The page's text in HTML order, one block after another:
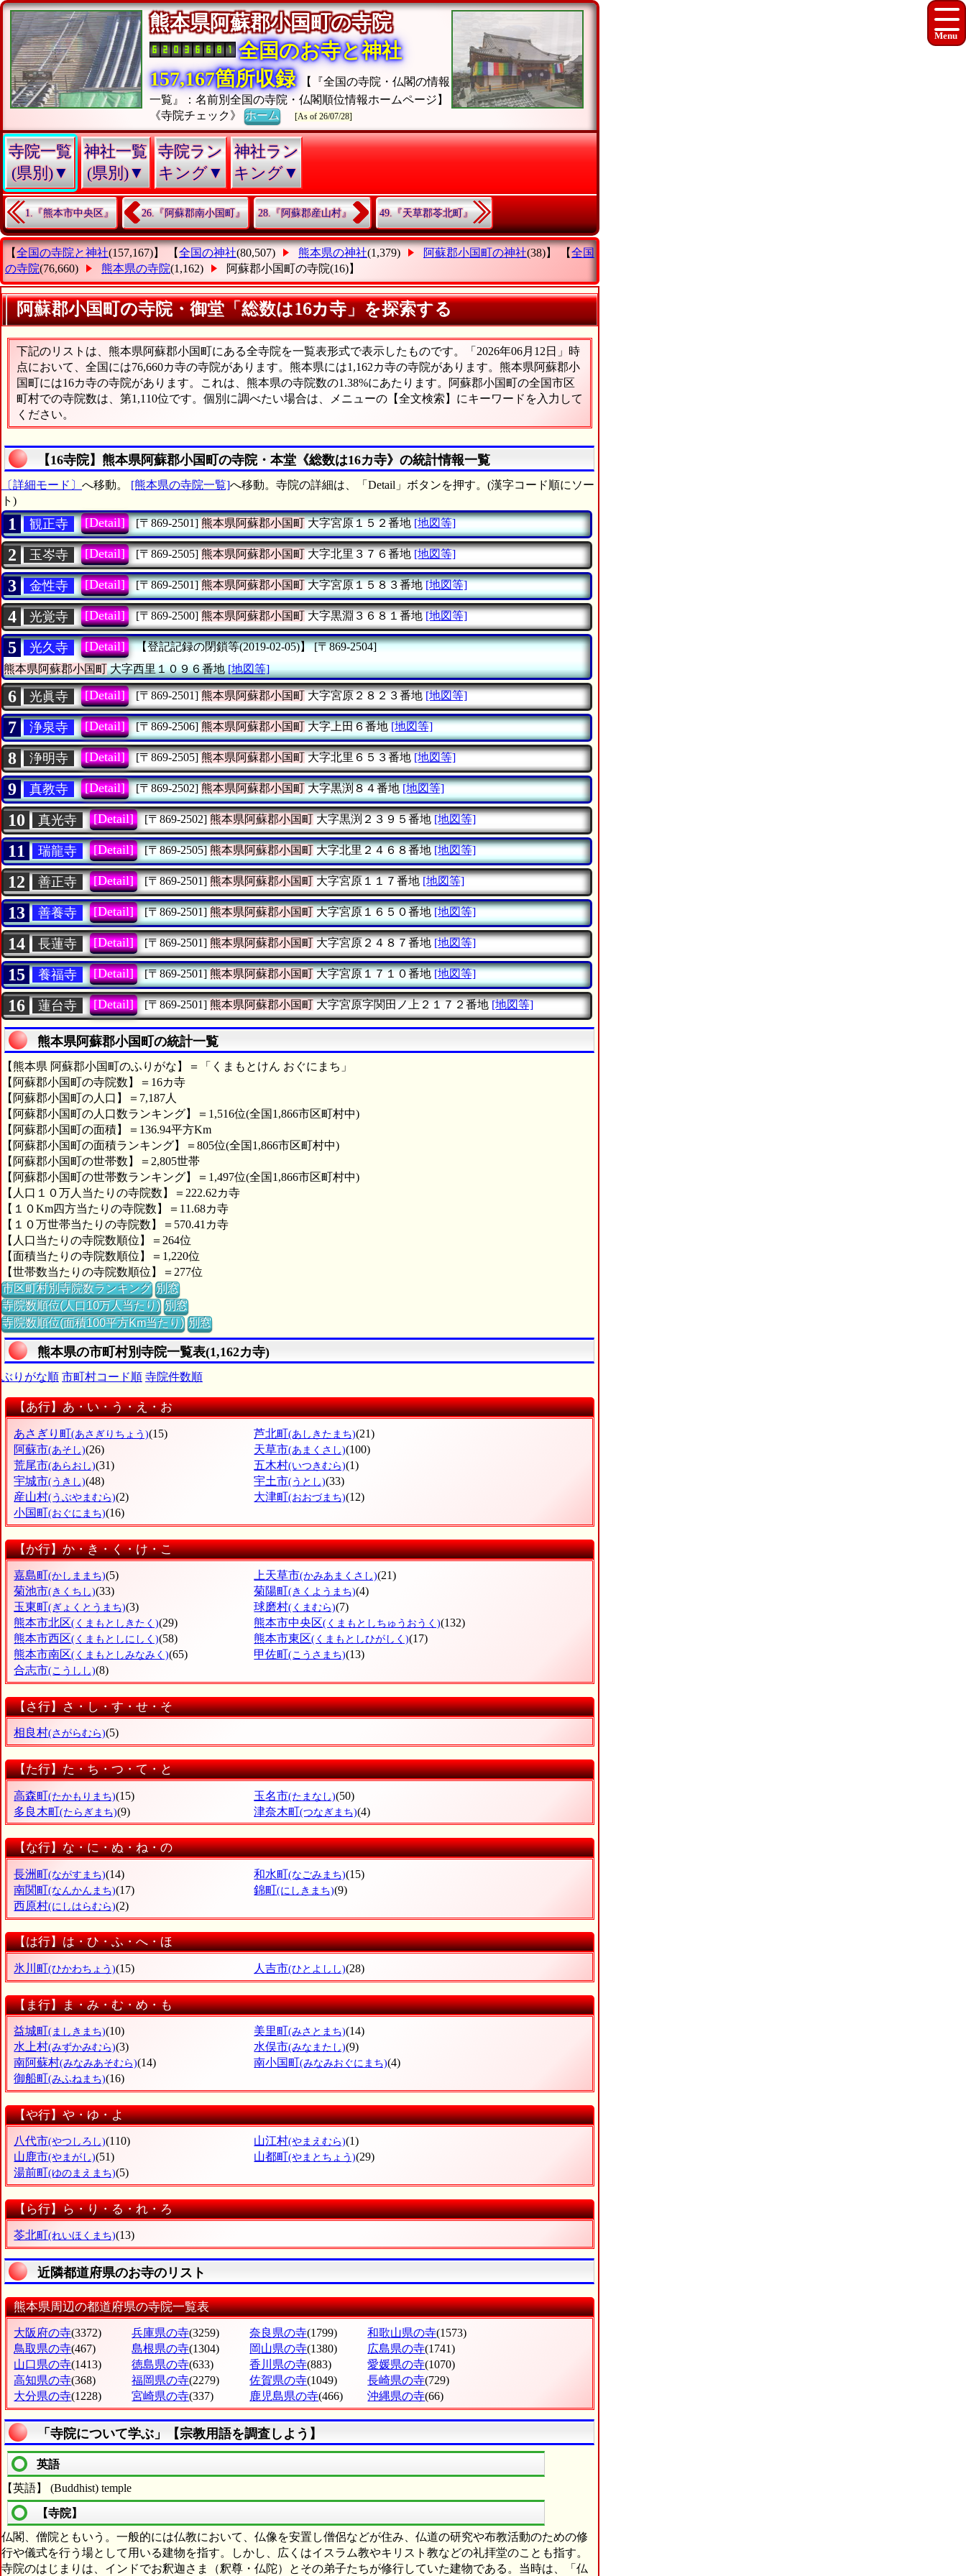
熊本県阿蘇郡小国町の寺院
全国のお寺と神社
157,167箇所収録
【『全国の寺院・仏閣の情報
一覧』：名前別全国の寺院・仏閣順位情報ホームページ】
《寺院チェック》ホーム [As of 26/07/28]
寺院一覧
(県別)▼
神社一覧
(県別)▼
寺院ラン
キング▼
神社ラン
キング▼
1.『熊本市中央区』 26.『阿蘇郡南小国町』 28.『阿蘇郡産山村』 49.『天草郡苓北町』
【全国の寺院と神社(157,167)】 【全国の神社(80,507) 熊本県の神社(1,379) 阿蘇郡小国町の神社(38)】 【全国
の寺院(76,660) 熊本県の寺院(1,162) 阿蘇郡小国町の寺院(16)】
阿蘇郡小国町の寺院・御堂「総数は16カ寺」を探索する
下記のリストは、熊本県阿蘇郡小国町にある全寺院を一覧表形式で表示したものです。「2026年06月12日」時
点において、全国には76,660カ寺の寺院があります。熊本県には1,162カ寺の寺院があります。熊本県阿蘇郡小
国町には16カ寺の寺院があります。これは、熊本県の寺院数の1.38%にあたります。阿蘇郡小国町の全国市区
町村での寺院数は、第1,110位です。個別に調べたい場合は、メニューの【全文検索】にキーワードを入力して
ください。
【16寺院】熊本県阿蘇郡小国町の寺院・本堂《総数は16カ寺》の統計情報一覧
〔詳細モード〕 へ移動。 [熊本県の寺院一覧]へ移動。寺院の詳細は、「Detail」ボタンを押す。(漢字コード順にソー
ト)
1 観正寺 [Detail] [〒869-2501] 熊本県阿蘇郡小国町大字宮原１５２番地 [地図等]
2 玉岑寺 [Detail] [〒869-2505] 熊本県阿蘇郡小国町大字北里３７６番地 [地図等]
3 金性寺 [Detail] [〒869-2501] 熊本県阿蘇郡小国町大字宮原１５８３番地 [地図等]
4 光覚寺 [Detail] [〒869-2500] 熊本県阿蘇郡小国町大字黒淵３６８１番地 [地図等]
5 光久寺 [Detail] 【登記記録の閉鎖等(2019-02-05)】 [〒869-2504]
熊本県阿蘇郡小国町大字西里１０９６番地 [地図等]
6 光眞寺 [Detail] [〒869-2501] 熊本県阿蘇郡小国町大字宮原２８２３番地 [地図等]
7 浄泉寺 [Detail] [〒869-2506] 熊本県阿蘇郡小国町大字上田６番地 [地図等]
8 浄明寺 [Detail] [〒869-2505] 熊本県阿蘇郡小国町大字北里６５３番地 [地図等]
9 真教寺 [Detail] [〒869-2502] 熊本県阿蘇郡小国町大字黒渕８４番地 [地図等]
10 真光寺 [Detail] [〒869-2502] 熊本県阿蘇郡小国町大字黒渕２３９５番地 [地図等]
11 瑞龍寺 [Detail] [〒869-2505] 熊本県阿蘇郡小国町大字北里２４６８番地 [地図等]
12 善正寺 [Detail] [〒869-2501] 熊本県阿蘇郡小国町大字宮原１１７番地 [地図等]
13 善養寺 [Detail] [〒869-2501] 熊本県阿蘇郡小国町大字宮原１６５０番地 [地図等]
14 長蓮寺 [Detail] [〒869-2501] 熊本県阿蘇郡小国町大字宮原２４８７番地 [地図等]
15 養福寺 [Detail] [〒869-2501] 熊本県阿蘇郡小国町大字宮原１７１０番地 [地図等]
16 蓮台寺 [Detail] [〒869-2501] 熊本県阿蘇郡小国町大字宮原字関田ノ上２１７２番地 [地図等]
熊本県阿蘇郡小国町の統計一覧
【熊本県 阿蘇郡小国町のふりがな】＝「くまもとけん おぐにまち」
【阿蘇郡小国町の寺院数】＝16カ寺
【阿蘇郡小国町の人口】＝7,187人
【阿蘇郡小国町の人口数ランキング】＝1,516位(全国1,866市区町村中)
【阿蘇郡小国町の面積】＝136.94平方Km
【阿蘇郡小国町の面積ランキング】＝805位(全国1,866市区町村中)
【阿蘇郡小国町の世帯数】＝2,805世帯
【阿蘇郡小国町の世帯数ランキング】＝1,497位(全国1,866市区町村中)
【人口１０万人当たりの寺院数】＝222.62カ寺
【１０Km四方当たりの寺院数】＝11.68カ寺
【１０万世帯当たりの寺院数】＝570.41カ寺
【人口当たりの寺院数順位】＝264位
【面積当たりの寺院数順位】＝1,220位
【世帯数当たりの寺院数順位】＝277位
市区町村別寺院数ランキング 別窓
寺院数順位(人口10万人当たり) 別窓
寺院数順位(面積100平方Km当たり) 別窓
熊本県の市町村別寺院一覧表(1,162カ寺)
ぶりがな順 市町村コード順 寺院件数順
【あ行】あ・い・う・え・お
あさぎり町(あさぎりちょう)(15) 芦北町(あしきたまち)(21)
阿蘇市(あそし)(26) 天草市(あまくさし)(100)
荒尾市(あらおし)(31) 五木村(いつきむら)(1)
宇城市(うきし)(48) 宇土市(うとし)(33)
産山村(うぶやまむら)(2) 大津町(おおづまち)(12)
小国町(おぐにまち)(16)
【か行】か・き・く・け・こ
嘉島町(かしままち)(5) 上天草市(かみあまくさし)(21)
菊池市(きくちし)(33) 菊陽町(きくようまち)(4)
玉東町(ぎょくとうまち)(3) 球磨村(くまむら)(7)
熊本市北区(くまもとしきたく)(29) 熊本市中央区(くまもとしちゅうおうく)(132)
熊本市西区(くまもとしにしく)(58) 熊本市東区(くまもとしひがしく)(17)
熊本市南区(くまもとしみなみく)(65) 甲佐町(こうさまち)(13)
合志市(こうしし)(8)
【さ行】さ・し・す・せ・そ
相良村(さがらむら)(5)
【た行】た・ち・つ・て・と
高森町(たかもりまち)(15) 玉名市(たまなし)(50)
多良木町(たらぎまち)(9) 津奈木町(つなぎまち)(4)
【な行】な・に・ぬ・ね・の
長洲町(ながすまち)(14) 和水町(なごみまち)(15)
南関町(なんかんまち)(17) 錦町(にしきまち)(9)
西原村(にしはらむら)(2)
【は行】は・ひ・ふ・へ・ほ
氷川町(ひかわちょう)(15) 人吉市(ひとよしし)(28)
【ま行】ま・み・む・め・も
益城町(ましきまち)(10) 美里町(みさとまち)(14)
水上村(みずかみむら)(3) 水俣市(みなまたし)(9)
南阿蘇村(みなみあそむら)(14) 南小国町(みなみおぐにまち)(4)
御船町(みふねまち)(16)
【や行】や・ゆ・よ
八代市(やつしろし)(110) 山江村(やまえむら)(1)
山鹿市(やまがし)(51) 山都町(やまとちょう)(29)
湯前町(ゆのまえまち)(5)
【ら行】ら・り・る・れ・ろ
苓北町(れいほくまち)(13)
近隣都道府県のお寺のリスト
熊本県周辺の都道府県の寺院一覧表
大阪府の寺(3372) 兵庫県の寺(3259) 奈良県の寺(1799) 和歌山県の寺(1573)
鳥取県の寺(467) 島根県の寺(1304) 岡山県の寺(1380) 広島県の寺(1741)
山口県の寺(1413) 徳島県の寺(633) 香川県の寺(883) 愛媛県の寺(1070)
高知県の寺(368) 福岡県の寺(2279) 佐賀県の寺(1049) 長崎県の寺(729)
大分県の寺(1228) 宮崎県の寺(337) 鹿児島県の寺(466) 沖縄県の寺(66)
「寺院について学ぶ」【宗教用語を調査しよう】
英語
【英語】 (Buddhist) temple
【寺院】
仏閣、僧院ともいう。一般的には仏教において、仏像を安置し僧侶などが住み、仏道の研究や布教活動のための修
行や儀式を行う場として用いる建物を指す。しかし、広くはイスラム教やキリスト教などの礼拝堂のことも指す。
寺院のはじまりは、インドでお釈迦さま（釈尊・仏陀）とその弟子たちが修行していた建物である。当時は、「仏